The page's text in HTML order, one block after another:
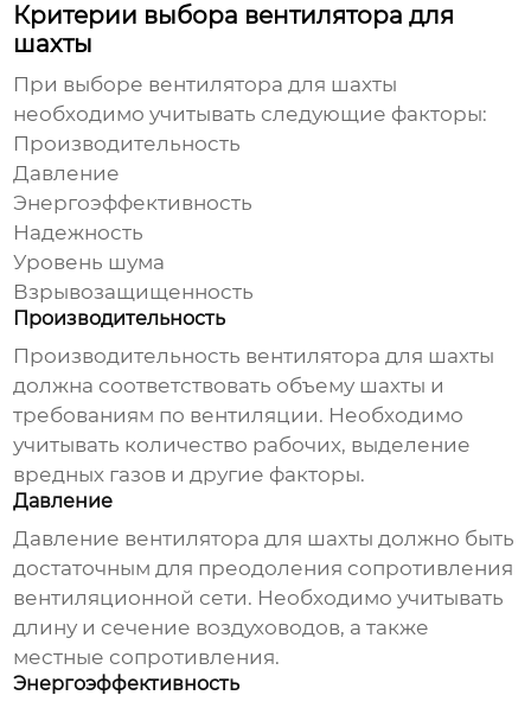
Критерии выбора вентилятора для
шахты
При выборе вентилятора для шахты
необходимо учитывать следующие факторы:
Производительность
Давление
Энергоэффективность
Надежность
Уровень шума
Взрывозащищенность
Производительность
Производительность вентилятора для шахты
должна соответствовать объему шахты и
требованиям по вентиляции. Необходимо
учитывать количество рабочих, выделение
вредных газов и другие факторы.
Давление
Давление вентилятора для шахты должно быть
достаточным для преодоления сопротивления
вентиляционной сети. Необходимо учитывать
длину и сечение воздуховодов, а также
местные сопротивления.
Энергоэффективность